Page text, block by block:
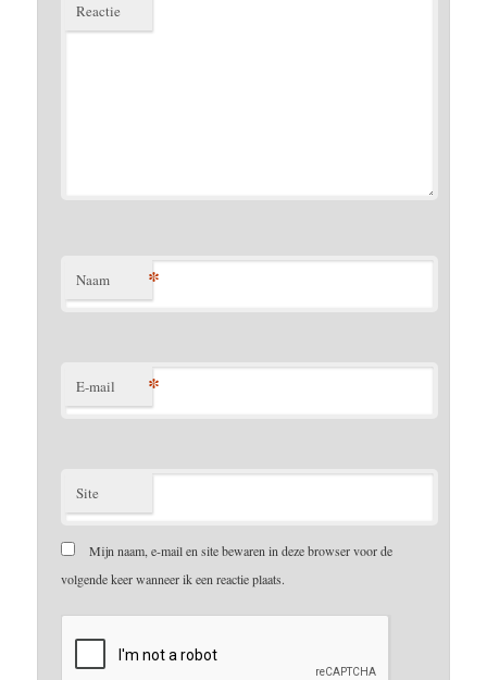
Reactie
Naam *
E-mail *
Site
Mijn naam, e-mail en site bewaren in deze browser voor de
volgende keer wanneer ik een reactie plaats.